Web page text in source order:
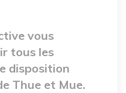
vous
tous les
disposition
Thue et Mue.